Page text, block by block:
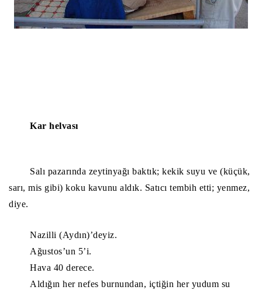
Kar helvası
Salı pazarında zeytinyağı baktık; kekik suyu ve (küçük,
sarı, mis gibi) koku kavunu aldık. Satıcı tembih etti; yenmez,
diye.
Nazilli (Aydın)’deyiz.
Ağustos’un 5’i.
Hava 40 derece.
Aldığın her nefes burnundan, içtiğin her yudum su